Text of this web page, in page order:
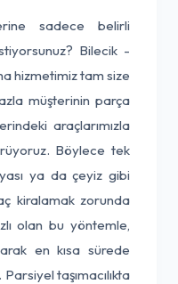
sadece belirli
Bilecik -
hizmetimiz tam size
müşterinin parça
araçlarımızla
Böylece tek
ya da çeyiz gibi
kiralamak zorunda
olan bu yöntemle,
en kısa sürede
Parsiyel taşımacılıkta